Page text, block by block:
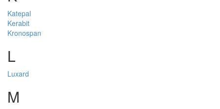
Katepal
Kerabit
Kronospan
L
Luxard
M